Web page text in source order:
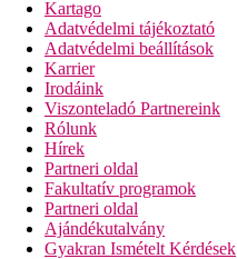
Kartago
Adatvédelmi tájékoztató
Adatvédelmi beállítások
Karrier
Irodáink
Viszonteladó Partnereink
Rólunk
Hírek
Partneri oldal
Fakultatív programok
Partneri oldal
Ajándékutalvány
Gyakran Ismételt Kérdések